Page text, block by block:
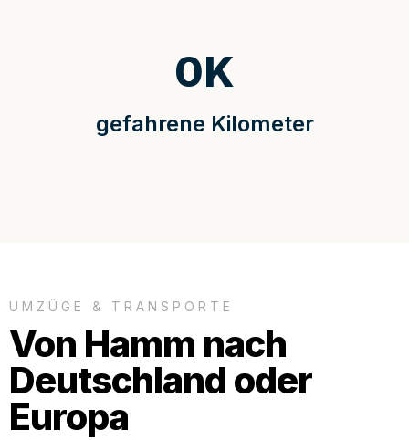
gefahrene Kilometer
0K
UMZÜGE & TRANSPORTE
Von Hamm nach
Deutschland oder
Europa